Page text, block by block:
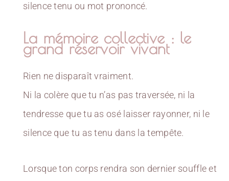
silence tenu ou mot prononcé.
La mémoire collective : le
grand réservoir vivant
Rien ne disparaît vraiment.
Ni la colère que tu n’as pas traversée, ni la
tendresse que tu as osé laisser rayonner, ni le
silence que tu as tenu dans la tempête.
Lorsque ton corps rendra son dernier souffle et